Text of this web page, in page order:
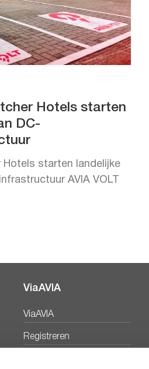
Hotels starten
DC-
Hotels starten landelijke
AVIA VOLT
ViaAVIA
ViaAVIA
Registreren